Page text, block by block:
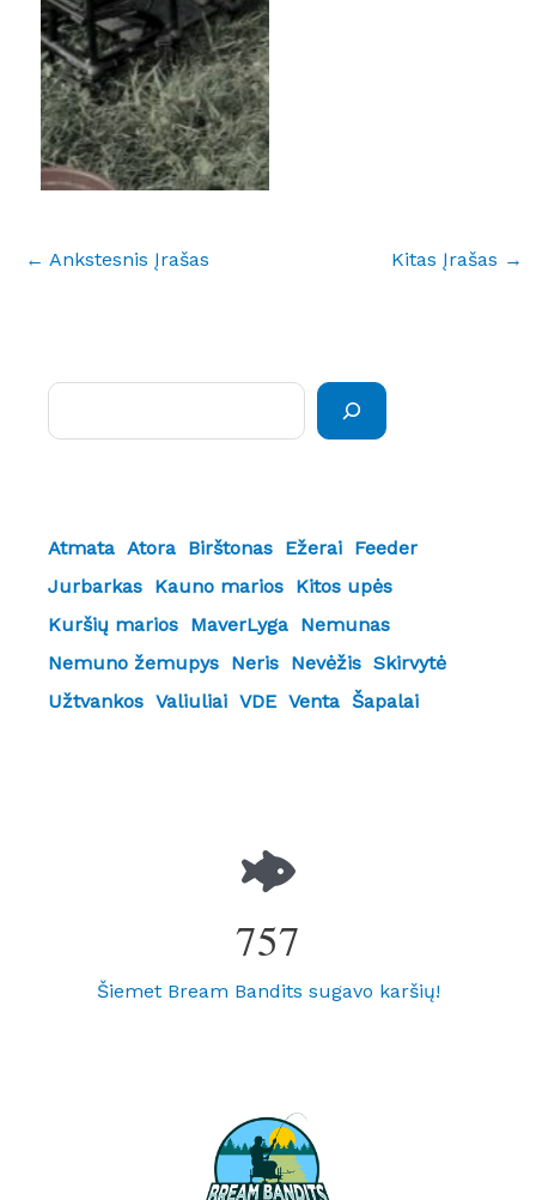
← Ankstesnis Įrašas Kitas Įrašas →
Atmata Atora Birštonas Ežerai Feeder
Jurbarkas Kauno marios Kitos upės
Kuršių marios MaverLyga Nemunas
Nemuno žemupys Neris Nevėžis Skirvytė
Užtvankos Valiuliai VDE Venta Šapalai
757
Šiemet Bream Bandits sugavo karšių!